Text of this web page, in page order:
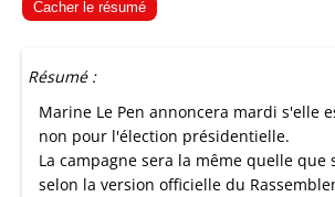
Cacher le résumé
Résumé :
Marine Le Pen annoncera mardi s'elle
non pour l'élection présidentielle.
La campagne sera la même quelle que
selon la version officielle du